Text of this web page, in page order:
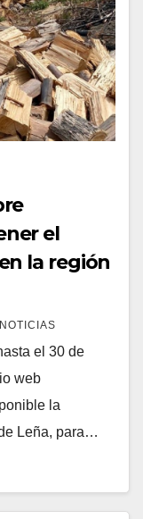
el
la región
el 30 de
web
la
Leña, para…